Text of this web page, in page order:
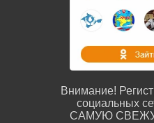
Внимание!
социальных
САМУЮ